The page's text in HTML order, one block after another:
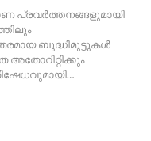
പ്രവർത്തനങ്ങളുമായി
ബുദ്ധിമുട്ടുകൾ
അതോറിറ്റിക്കും
…